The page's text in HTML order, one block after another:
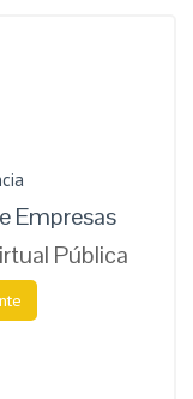
Empresas
Pública